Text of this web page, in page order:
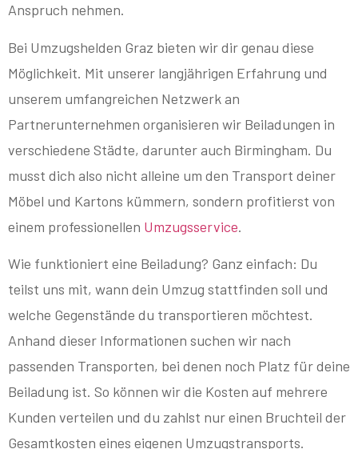
Anspruch nehmen.
Bei Umzugshelden Graz bieten wir dir genau diese
Möglichkeit. Mit unserer langjährigen Erfahrung und
unserem umfangreichen Netzwerk an
Partnerunternehmen organisieren wir Beiladungen in
verschiedene Städte, darunter auch Birmingham. Du
musst dich also nicht alleine um den Transport deiner
Möbel und Kartons kümmern, sondern profitierst von
einem professionellen Umzugsservice.
Wie funktioniert eine Beiladung? Ganz einfach: Du
teilst uns mit, wann dein Umzug stattfinden soll und
welche Gegenstände du transportieren möchtest.
Anhand dieser Informationen suchen wir nach
passenden Transporten, bei denen noch Platz für deine
Beiladung ist. So können wir die Kosten auf mehrere
Kunden verteilen und du zahlst nur einen Bruchteil der
Gesamtkosten eines eigenen Umzugstransports.